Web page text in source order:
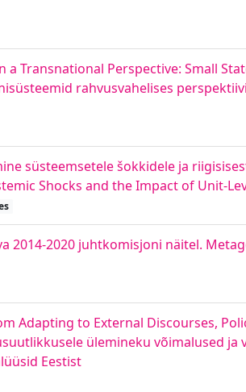
a Transnational Perspective: Small
rahvusvahelises
süsteemsetele šokkidele ja
Shocks and the Impact of Unit-
2014-2020 juhtkomisjoni näitel.
Adapting to External Discourses,
ülemineku võimalused
Eestist